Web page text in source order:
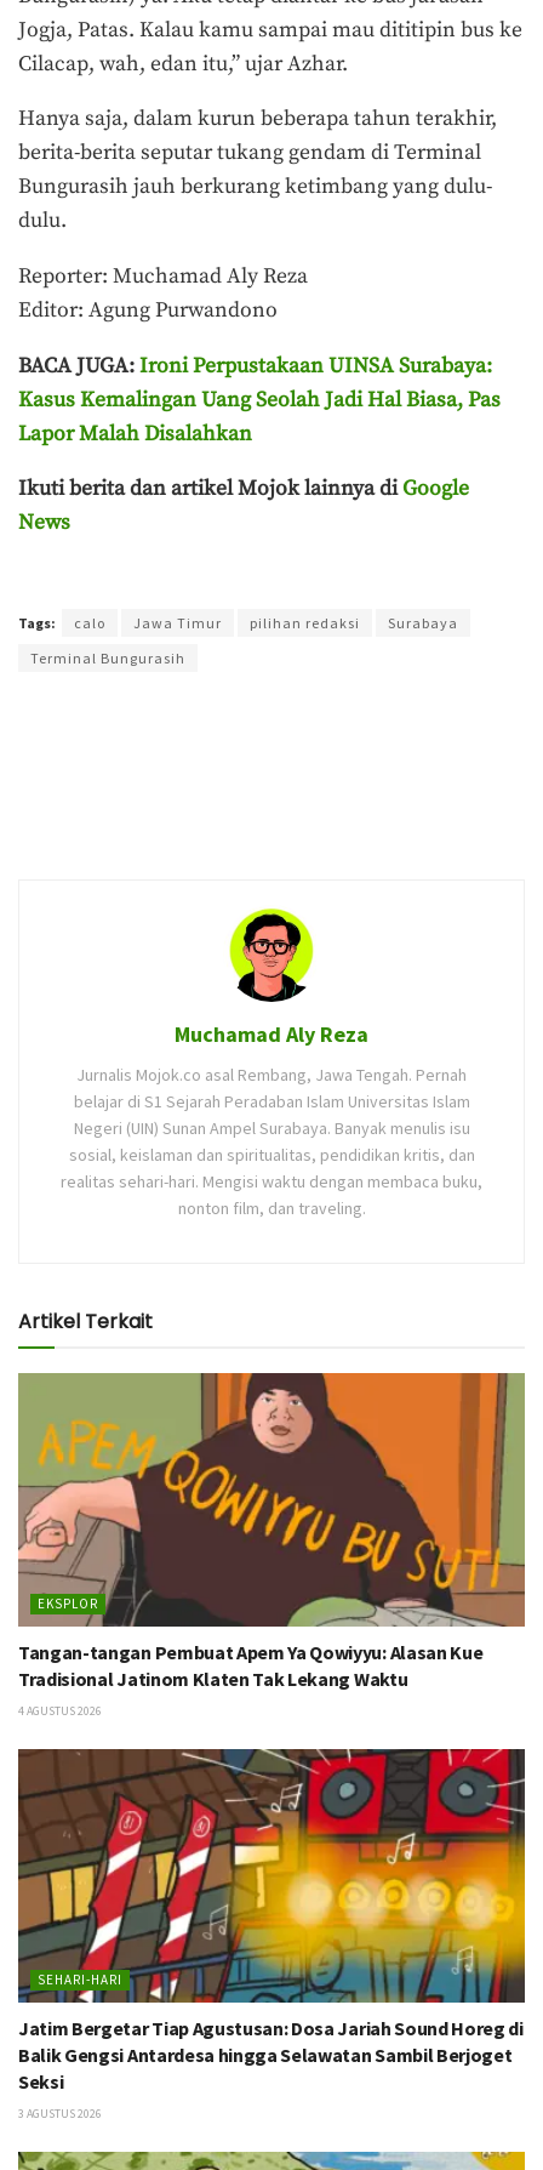
Jogja, Patas. Kalau kamu sampai mau dititipin bus ke
Cilacap, wah, edan itu,” ujar Azhar.
Hanya saja, dalam kurun beberapa tahun terakhir,
berita-berita seputar tukang gendam di Terminal
Bungurasih jauh berkurang ketimbang yang dulu-
dulu.
Reporter: Muchamad Aly Reza
Editor: Agung Purwandono
BACA JUGA:Ironi Perpustakaan UINSA Surabaya:
Kasus Kemalingan Uang Seolah Jadi Hal Biasa, Pas
Lapor Malah Disalahkan
Ikuti berita dan artikel Mojok lainnya diGoogle
News
Tags: calo Jawa Timur pilihan redaksi
Surabaya
Terminal Bungurasih
Muchamad Aly Reza
Jurnalis Mojok.co asal Rembang, Jawa Tengah. Pernah
belajar di S1 Sejarah Peradaban Islam Universitas Islam
Negeri (UIN) Sunan Ampel Surabaya. Banyak menulis isu
sosial, keislaman dan spiritualitas, pendidikan kritis, dan
realitas sehari-hari. Mengisi waktu dengan membaca buku,
nonton film, dan traveling.
Artikel Terkait
EKSPLOR
Tangan-tangan Pembuat Apem Ya Qowiyyu: Alasan Kue
Tradisional Jatinom Klaten Tak Lekang Waktu
4 AGUSTUS 2026
SEHARI-HARI
Jatim Bergetar Tiap Agustusan: Dosa Jariah Sound Horeg di
Balik Gengsi Antardesa hingga Selawatan Sambil Berjoget
Seksi
3 AGUSTUS 2026